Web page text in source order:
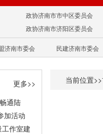
政协济南市市中区委员会
政协济南市济阳区委员会
济南市委会 民建济南市委会
更多>>
通陆
加活动
作室建
当前位置>>